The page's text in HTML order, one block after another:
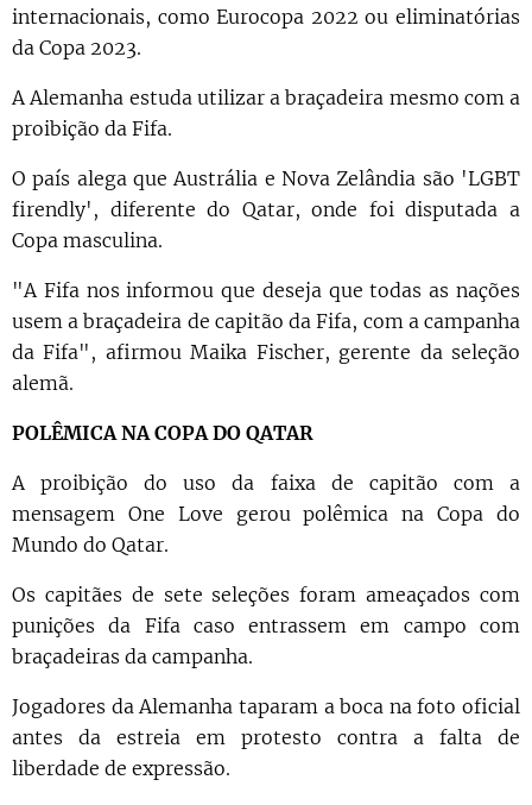
internacionais, como Eurocopa 2022 ou eliminatórias
da Copa 2023.
A Alemanha estuda utilizar a braçadeira mesmo com a
proibição da Fifa.
O país alega que Austrália e Nova Zelândia são 'LGBT
firendly', diferente do Qatar, onde foi disputada a
Copa masculina.
"A Fifa nos informou que deseja que todas as nações
usem a braçadeira de capitão da Fifa, com a campanha
da Fifa", afirmou Maika Fischer, gerente da seleção
alemã.
POLÊMICA NA COPA DO QATAR
A proibição do uso da faixa de capitão com a
mensagem One Love gerou polêmica na Copa do
Mundo do Qatar.
Os capitães de sete seleções foram ameaçados com
punições da Fifa caso entrassem em campo com
braçadeiras da campanha.
Jogadores da Alemanha taparam a boca na foto oficial
antes da estreia em protesto contra a falta de
liberdade de expressão.